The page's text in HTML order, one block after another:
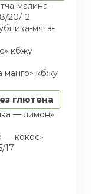
малина-
20/12
мята-
кбжу
манго» кбжу
глютена
— лимон»
— кокос»
17